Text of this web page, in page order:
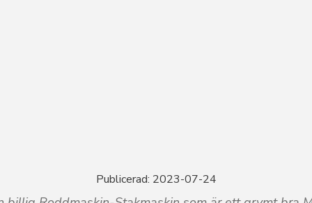
Publicerad: 2023-07-24